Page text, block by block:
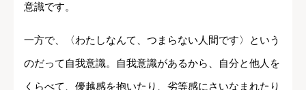
意識です。
一方で、〈わたしなんて、つまらない人間です〉という
のだって自我意識。自我意識があるから、自分と他人を
くらべて、優越感を抱いたり、劣等感にさいなまれたり